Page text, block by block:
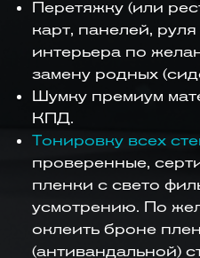
Перетяжку (или
карт, панелей,
интерьера по
замену родных
Шумку премиум
КПД.
Тонировку всех
проверенные,
пленки с свето
усмотрению. По
оклеить броне
(антивандальной)